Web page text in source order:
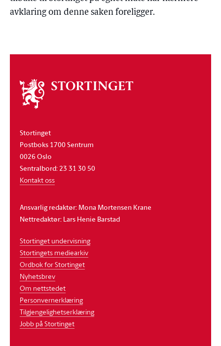
avklaring om denne saken foreligger.
Om
stortinget
Stortinget
Postboks 1700 Sentrum
0026 Oslo
Sentralbord: 23 31 30 50
Kontakt oss
Ansvarlig redaktør: Mona Mortensen Krane
Nettredaktør: Lars Henie Barstad
Stortinget undervisning
Stortingets mediearkiv
Ordbok for Stortinget
Nyhetsbrev
Om nettstedet
Personvernerklæring
Tilgjengelighetserklæring
Jobb på Stortinget